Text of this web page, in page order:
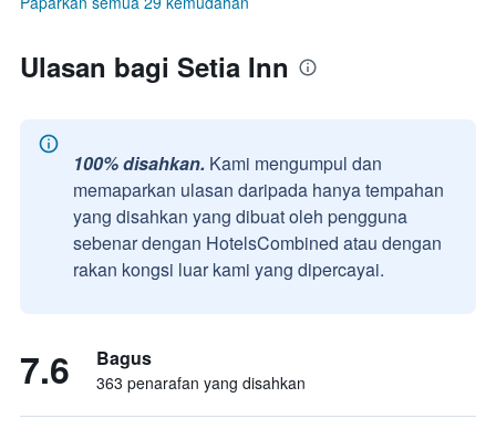
Ulasan bagi Setia Inn
100% disahkan. Kami mengumpul dan
memaparkan ulasan daripada hanya tempahan
yang disahkan yang dibuat oleh pengguna
sebenar dengan HotelsCombined atau dengan
rakan kongsi luar kami yang dipercayai.
7.6 Bagus
363 penarafan yang disahkan